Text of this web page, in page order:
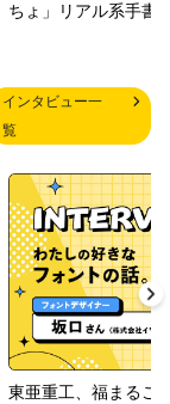
ちょ」リアル系手書
インタビュー一
覧
東亜重工、福まるご